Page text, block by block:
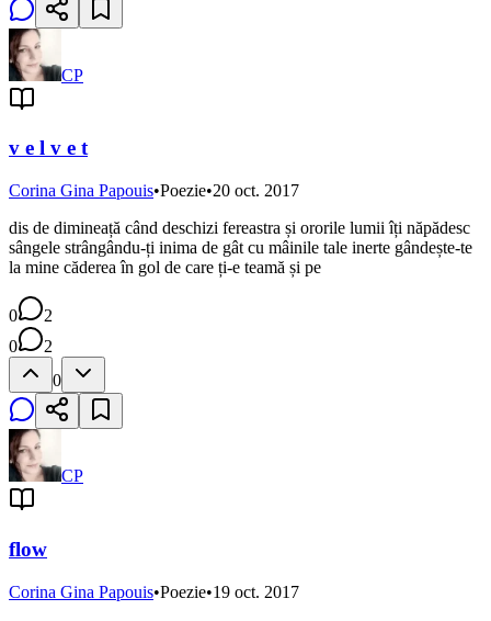
CP
v e l v e t
Corina Gina Papouis•Poezie•20 oct. 2017
dis de dimineață când deschizi fereastra și ororile lumii îți năpădesc
sângele strângându-ți inima de gât cu mâinile tale inerte gândește-te
la mine căderea în gol de care ți-e teamă și pe
0
2
0
2
0
CP
flow
Corina Gina Papouis•Poezie•19 oct. 2017